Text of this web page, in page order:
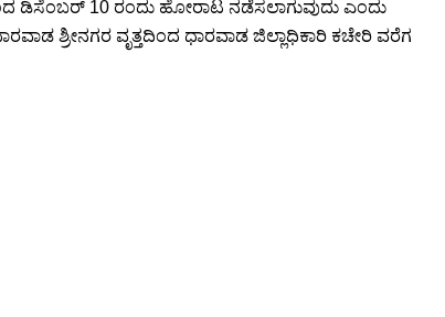
ಡಿಸೆಂಬರ್ 10 ರಂದು ಹೋರಾಟ ನಡೆಸಲಾಗುವುದು ಎಂದು
ಶ್ರೀನಗರ ವೃತ್ತದಿಂದ ಧಾರವಾಡ ಜಿಲ್ಲಾಧಿಕಾರಿ ಕಚೇರಿ ವರೆಗ